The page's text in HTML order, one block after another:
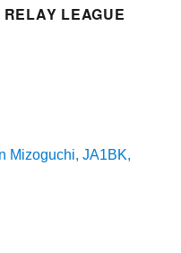
LEAGUE
Mizoguchi, JA1BK,